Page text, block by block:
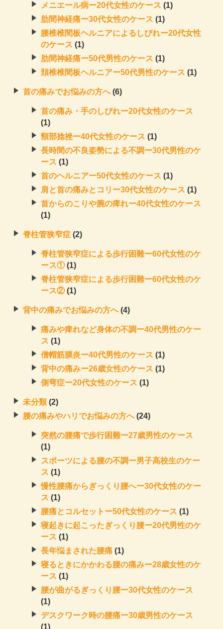
メニエール病ー20代女性のケース (1)
肋間神経痛ー30代女性のケース (1)
腰椎椎間板ヘルニアによるしびれー20代女性
のケース (1)
肋間神経痛ー50代男性のケース (1)
頚椎椎間板ヘルニアー50代男性のケース (1)
首の痛みでお悩みの方へ(6)
首の痛み・手のしびれー20代女性のケース
(1)
頸部捻挫ー40代女性のケース (1)
長時間の不良姿勢による不調ー30代男性のケ
ース (1)
首のヘルニアー50代女性のケース (1)
肩と首の痛みとコリー30代女性のケース (1)
首からのこりや腕の痺れー40代女性のケース
(1)
脊柱管狭窄症 (2)
脊柱管狭窄症による歩行困難ー60代女性のケ
ース①(1)
脊柱管狭窄症による歩行困難ー60代女性のケ
ース②(1)
背中の痛みでお悩みの方へ(4)
痛みや痺れなど身体の不調ー40代男性のケー
ス (1)
僧帽筋膜炎ー40代男性のケース (1)
背中の痛みー26歳女性のケース (1)
側弯症ー20代女性のケース (1)
未分類(2)
腰の痛みやハリでお悩みの方へ(24)
突然の腰痛で歩行困難ー27歳男性のケース
(1)
スポーツによる腰の不調ー男子高校生のケー
ス (1)
慢性腰痛からぎっくり腰へー30代女性のケー
ス (1)
腰痛とコルセットー50代女性のケース (1)
寝起きに起こったぎっくり腰ー20代男性のケ
ース (1)
長年悩まされた腰痛 (1)
寝るときにかかわる腰の痛みー28歳女性のケ
ース (1)
腰が曲がるぎっくり腰ー30代女性のケース
(1)
デスクワーク時の腰痛ー30歳男性のケース
(1)